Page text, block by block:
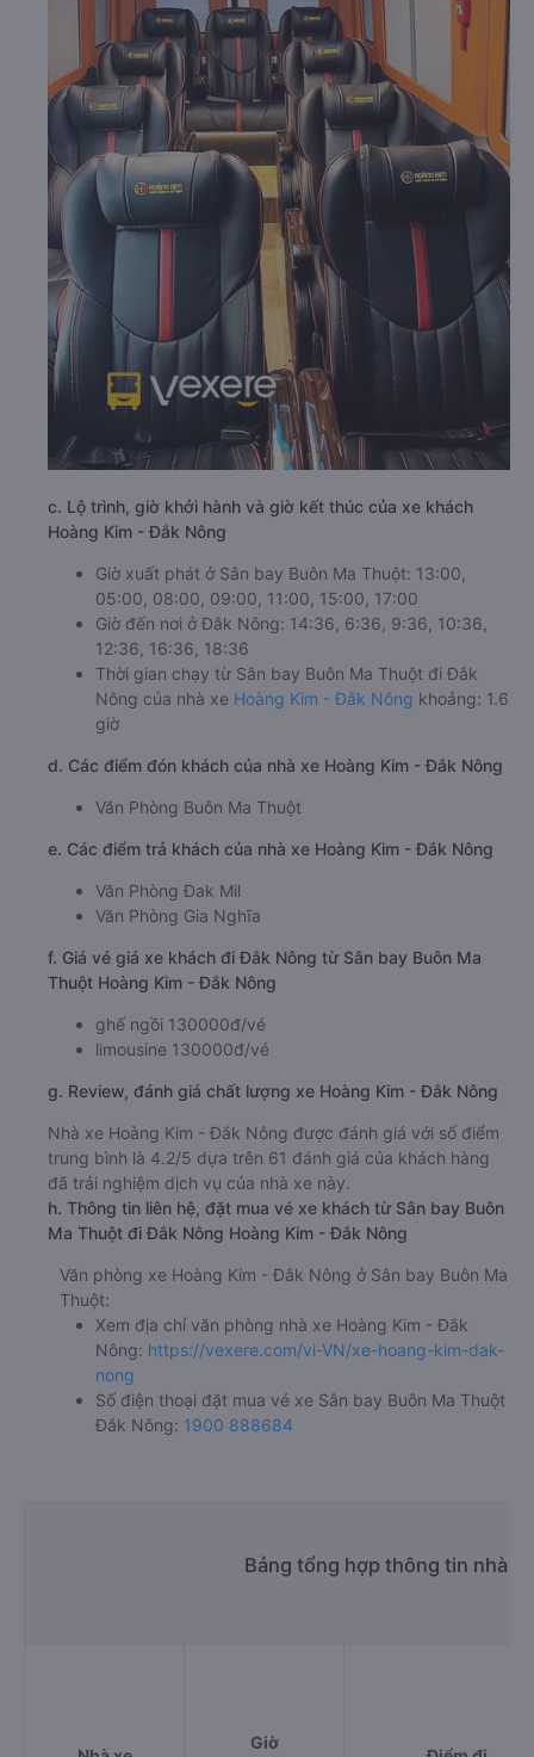
c. Lộ trình, giờ khởi hành và giờ kết thúc của xe khách
Hoàng Kim - Đắk Nông
Giờ xuất phát ở Sân bay Buôn Ma Thuột: 13:00,
05:00, 08:00, 09:00, 11:00, 15:00, 17:00
Giờ đến nơi ở Đắk Nông: 14:36, 6:36, 9:36, 10:36,
12:36, 16:36, 18:36
Thời gian chạy từ Sân bay Buôn Ma Thuột đi Đắk
Nông của nhà xe Hoàng Kim - Đắk Nông khoảng: 1.6
giờ
d. Các điểm đón khách của nhà xe Hoàng Kim - Đắk Nông
Văn Phòng Buôn Ma Thuột
e. Các điểm trả khách của nhà xe Hoàng Kim - Đắk Nông
Văn Phòng Đak Mil
Văn Phòng Gia Nghĩa
f. Giá vé giá xe khách đi Đắk Nông từ Sân bay Buôn Ma
Thuột Hoàng Kim - Đắk Nông
ghế ngồi 130000đ/vé
limousine 130000đ/vé
g. Review, đánh giá chất lượng xe Hoàng Kim - Đắk Nông
Nhà xe Hoàng Kim - Đắk Nông được đánh giá với số điểm
trung bình là 4.2/5 dựa trên 61 đánh giá của khách hàng
đã trải nghiệm dịch vụ của nhà xe này.
h. Thông tin liên hệ, đặt mua vé xe khách từ Sân bay Buôn
Ma Thuột đi Đắk Nông Hoàng Kim - Đắk Nông
Văn phòng xe Hoàng Kim - Đắk Nông ở Sân bay Buôn Ma
Thuột:
Xem địa chỉ văn phòng nhà xe Hoàng Kim - Đắk
Nông: https://vexere.com/vi-VN/xe-hoang-kim-dak-
nong
Số điện thoại đặt mua vé xe Sân bay Buôn Ma Thuột
Đắk Nông: 1900 888684
Bảng tổng hợp thông tin nhà
Giờ